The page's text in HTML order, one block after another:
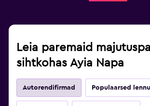
Leia paremaid
sihtkohas Ayia Napa
Autorendifirmad Populaarsed